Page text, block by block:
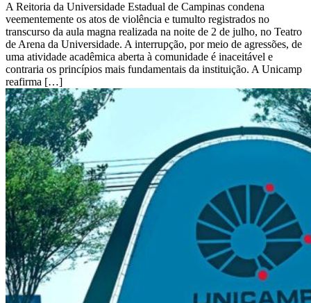
A Reitoria da Universidade Estadual de Campinas condena
veementemente os atos de violência e tumulto registrados no
transcurso da aula magna realizada na noite de 2 de julho, no Teatro
de Arena da Universidade. A interrupção, por meio de agressões, de
uma atividade acadêmica aberta à comunidade é inaceitável e
contraria os princípios mais fundamentais da instituição. A Unicamp
reafirma […]